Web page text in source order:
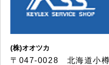
(株)オオツカ
〒047-0028 北海道小